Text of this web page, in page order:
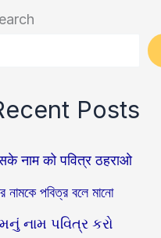
Posts
नाम को पवित्र ठहराओ
নামকে পবিত্র বলে মানো
નામ પવિત્ર કરો